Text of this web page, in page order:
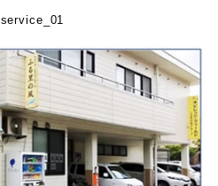
service_01